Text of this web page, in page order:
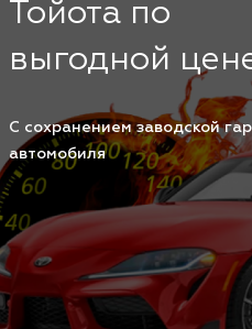
Тойота по
выгодной
С сохранением заводской
автомобиля